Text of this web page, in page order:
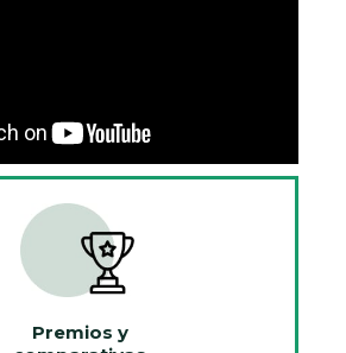
Premios y